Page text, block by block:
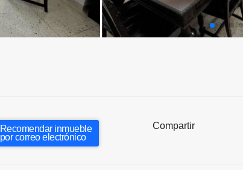
Recomendar inmueble
por correo electrónico
Compartir